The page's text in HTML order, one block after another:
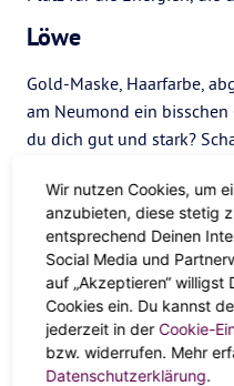
Löwe
Gold-Maske, Haarfarbe,
am Neumond ein bisschen
du dich gut und stark?
Selbstbewusstsein
von allein.
Jungfrau
Kümmere dich am
Gewohnheiten, die dich
schon seit langem
Wir nutzen Cookies, um
anzubieten, diese stetig
entsprechend Deinen
Social Media und
auf „Akzeptieren“ willigst
Cookies ein. Du kannst
jederzeit in der Cookie-
bzw. widerrufen. Mehr
Datenschutzerklärung.